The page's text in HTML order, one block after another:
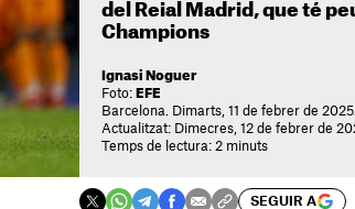
del Reial Madrid, que té
Champions
Ignasi Noguer
Foto: EFE
Barcelona. Dimarts, 11 de febrer de
Actualitzat: Dimecres, 12 de febrer de
Temps de lectura: 2 minuts
SEGUIR A